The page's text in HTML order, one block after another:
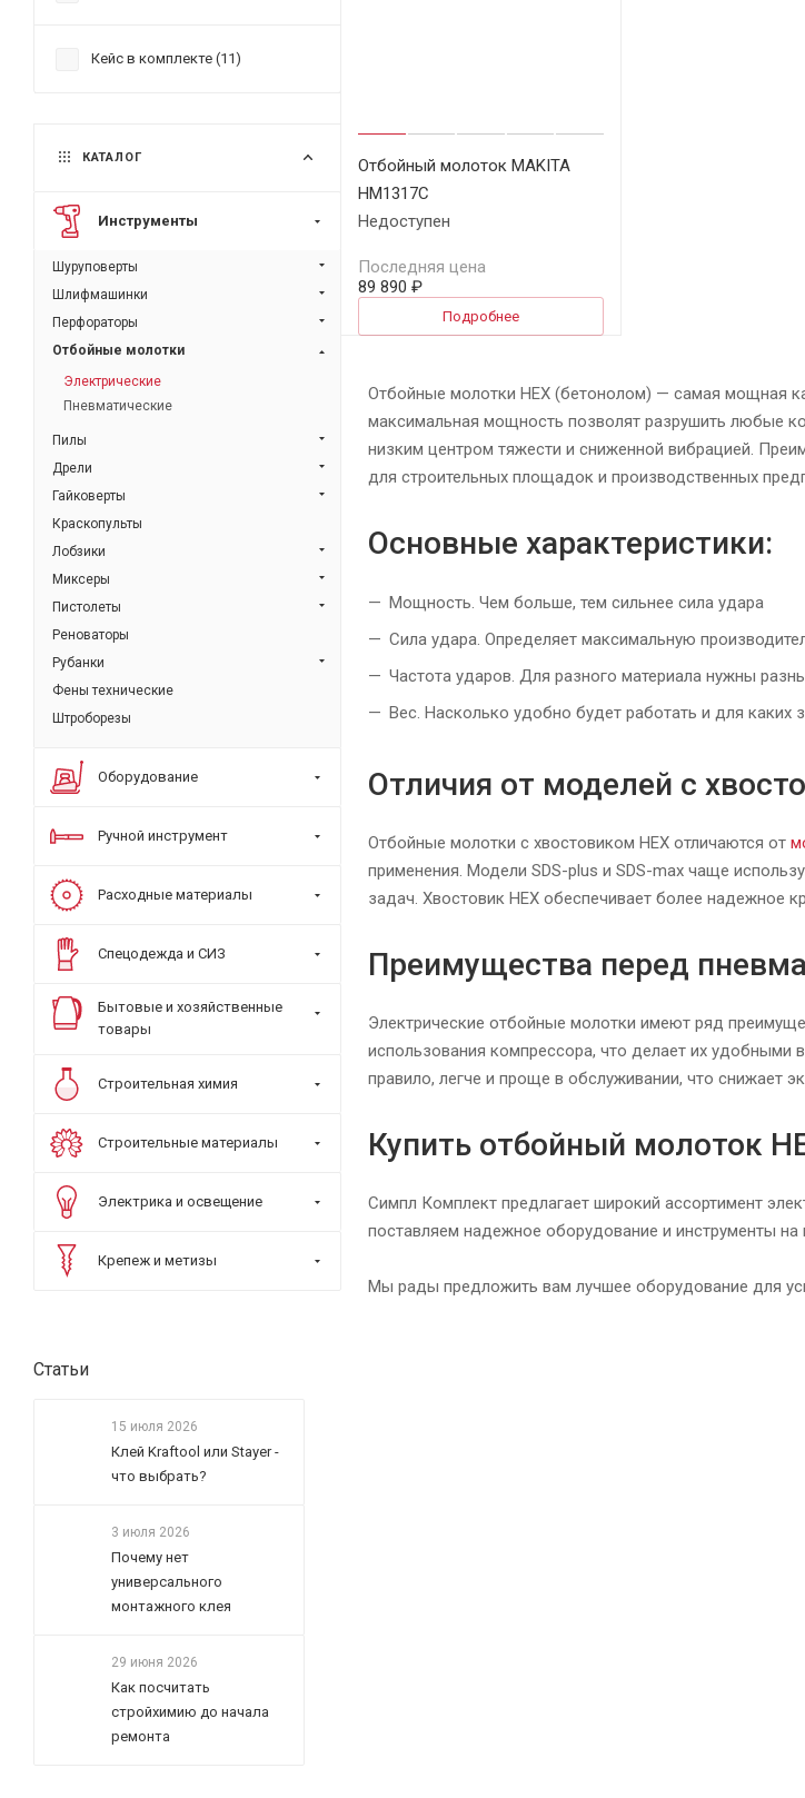
Отбойный молоток MAKITA
HM1317C
Недоступен
Последняя цена
89 890 ₽
Подробнее
Отбойные молотки HEX (бетонолом) — самая мощная
максимальная мощность позволят разрушить любые
низким центром тяжести и сниженной вибрацией.
для строительных площадок и производственных
Основные характеристики:
Мощность. Чем больше, тем сильнее сила удара
Сила удара. Определяет максимальную
Частота ударов. Для разного материала нужны
Вес. Насколько удобно будет работать и для каких
Отличия от моделей с
Отбойные молотки с хвостовиком HEX отличаются от
применения. Модели SDS-plus и SDS-max чаще
задач. Хвостовик HEX обеспечивает более надежное
Преимущества перед
Электрические отбойные молотки имеют ряд
использования компрессора, что делает их удобными
правило, легче и проще в обслуживании, что снижает
Купить отбойный молоток
Симпл Комплект предлагает широкий ассортимент
поставляем надежное оборудование и инструменты
Мы рады предложить вам лучшее оборудование для
Кейс в комплекте (11)
КАТАЛОГ
Инструменты
Шуруповерты
Шлифмашинки
Перфораторы
Отбойные молотки
Электрические
Пневматические
Пилы
Дрели
Гайковерты
Краскопульты
Лобзики
Миксеры
Пистолеты
Реноваторы
Рубанки
Фены технические
Штроборезы
Оборудование
Ручной инструмент
Расходные материалы
Спецодежда и СИЗ
Бытовые и хозяйственные
товары
Строительная химия
Строительные материалы
Электрика и освещение
Крепеж и метизы
Статьи
15 июля 2026
Клей Kraftool или Stayer -
что выбрать?
3 июля 2026
Почему нет
универсального
монтажного клея
29 июня 2026
Как посчитать
стройхимию до начала
ремонта